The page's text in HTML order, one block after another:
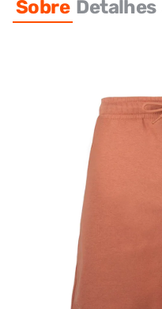
Sobre Detalhes